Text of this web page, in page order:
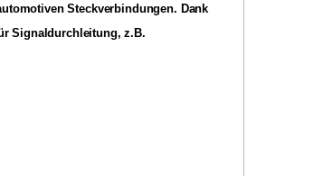
Steckverbindungen. Dank
Signaldurchleitung, z.B.